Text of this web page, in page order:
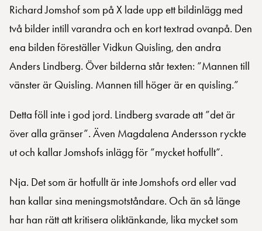
Richard Jomshof som på X lade upp ett bildinlägg med
två bilder intill varandra och en kort textrad ovanpå. Den
ena bilden föreställer Vidkun Quisling, den andra
Anders Lindberg. Över bilderna står texten: ”Mannen till
vänster är Quisling. Mannen till höger är en quisling.”
Detta föll inte i god jord. Lindberg svarade att ”det är
över alla gränser”. Även Magdalena Andersson ryckte
ut och kallar Jomshofs inlägg för ”mycket hotfullt”.
Nja. Det som är hotfullt är inte Jomshofs ord eller vad
han kallar sina meningsmotståndare. Och än så länge
har han rätt att kritisera oliktänkande, lika mycket som